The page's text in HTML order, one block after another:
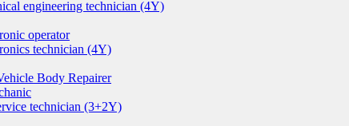
engineering technician (4Y)
operator
technician (4Y)
Body Repairer
technician (3+2Y)